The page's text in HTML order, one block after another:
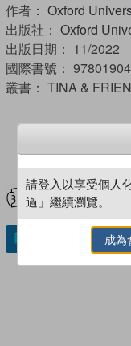
作者： Oxford
出版社： Oxford
出版日期： 11/2022
國際書號：
叢書： TINA &
試閲
加入／閱讀電
請登入以享受個人
過」繼續瀏覽。
成為